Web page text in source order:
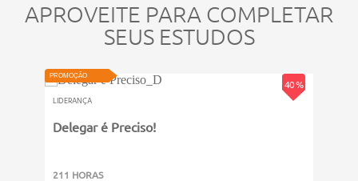
APROVEITE PARA COMPLETAR
SEUS ESTUDOS
40 %
PROMOÇÃO
LIDERANÇA
Delegar é Preciso!
211 HORAS